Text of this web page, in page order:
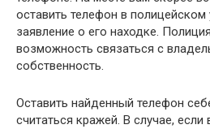
оставить телефон в полицейском
заявление о его находке.
возможность связаться с
собственность.
Оставить найденный телефон
считаться кражей. В случае, если